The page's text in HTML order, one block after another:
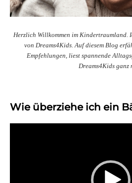
Herzlich Willkommen im Kindertraumland.
von Dreams4Kids. Auf diesem Blog
Empfehlungen, liest spannende
Dreams4Kids ganz
Wie überziehe ich ein